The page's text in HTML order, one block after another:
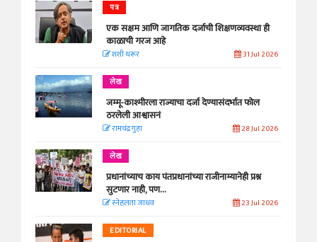
पत्र
एक सक्षम आणि जागतिक दर्जाची शिक्षणव्यवस्था ही
काळाची गरज आहे
शशी थरूर 31 Jul 2026
लेख
जम्मू-काश्मीरला राज्याचा दर्जा देण्यासंदर्भात फोल
ठरलेली आश्वासनं
रामचंद्र गुहा 28 Jul 2026
लेख
प्रधानांच्याच काय पंतप्रधानांच्या राजीनाम्यानेही प्रश्न
सुटणार नाही, पण...
स्नेहलता जाधव 23 Jul 2026
EDITORIAL